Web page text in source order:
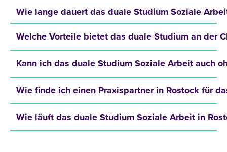
Wie lange dauert das duale Studium Soziale
Welche Vorteile bietet das duale Studium an der
Kann ich das duale Studium Soziale Arbeit auch
Wie finde ich einen Praxispartner in Rostock für
Wie läuft das duale Studium Soziale Arbeit in